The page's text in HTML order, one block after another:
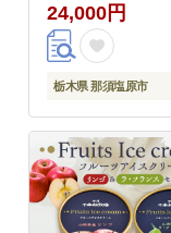
24,000円
栃木県 那須塩原市